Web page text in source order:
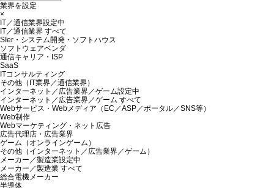
業界を設定
×
IT／通信業界設定中
IT／通信業界 すべて
SIer・システム開発・ソフトハウス
ソフトウェアベンダ
通信キャリア・ISP
SaaS
ITコンサルティング
その他（IT業界／通信業界）
インターネット／広告業界／ゲーム設定中
インターネット／広告業界／ゲーム すべて
Webサービス・Webメディア（EC／ASP／ポータル／SNS等）
Web制作
Webマーケティング・ネット広告
広告代理店・広告業界
ゲーム（オンラインゲーム）
その他（インターネット／広告業界／ゲーム）
メーカー／製造業設定中
メーカー／製造業 すべて
総合電機メーカー
半導体